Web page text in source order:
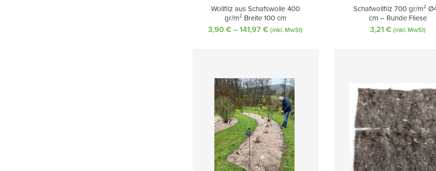
Wollfilz aus Schafswolle 400
gr/m² Breite 100 cm
3,90€ –141,97€ Preisspanne:
(inkl. MwSt)
Schafwollfilz 700 gr/m²
cm – Runde Fliese
3,21 € (inkl. MwSt)